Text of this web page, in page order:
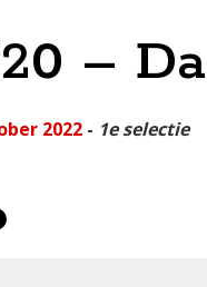
–
2022- 1e selectie